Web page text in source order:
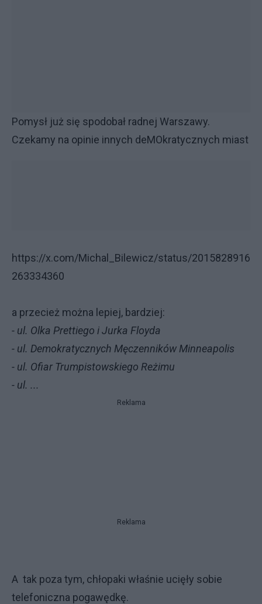
Pomysł już się spodobał radnej Warszawy.
Czekamy na opinie innych deMOkratycznych miast
https://x.com/Michal_Bilewicz/status/2015828916
263334360
a przecież można lepiej, bardziej:
- ul. Olka Prettiego i Jurka Floyda
- ul. Demokratycznych Męczenników Minneapolis
- ul. Ofiar Trumpistowskiego Reżimu
- ul. ...
Reklama
Reklama
A tak poza tym, chłopaki właśnie ucięły sobie
telefoniczna pogawędkę.